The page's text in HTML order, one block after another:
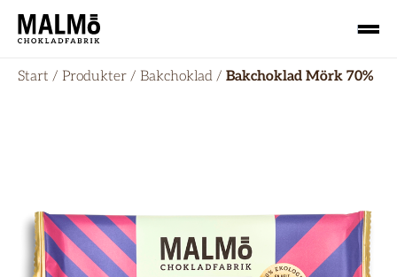
Start / Produkter / Bakchoklad / Bakchoklad Mörk 70%